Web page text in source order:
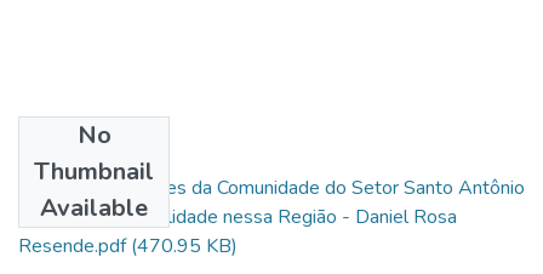
No
Thumbnail
Available
As Representações da Comunidade do Setor Santo Antônio
Acerca da Criminalidade nessa Região - Daniel Rosa
Resende.pdf(470.95 KB)